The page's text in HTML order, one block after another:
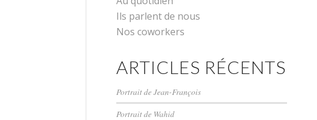
Ils parlent de nous
Nos coworkers
ARTICLES RÉCENTS
Portrait de Jean-François
Portrait de Wahid